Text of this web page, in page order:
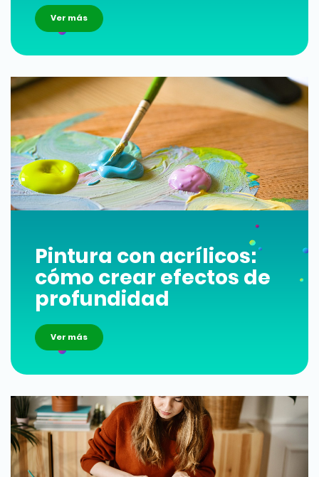
Ver más
Pintura con acrílicos:
cómo crear efectos de
profundidad
Ver más